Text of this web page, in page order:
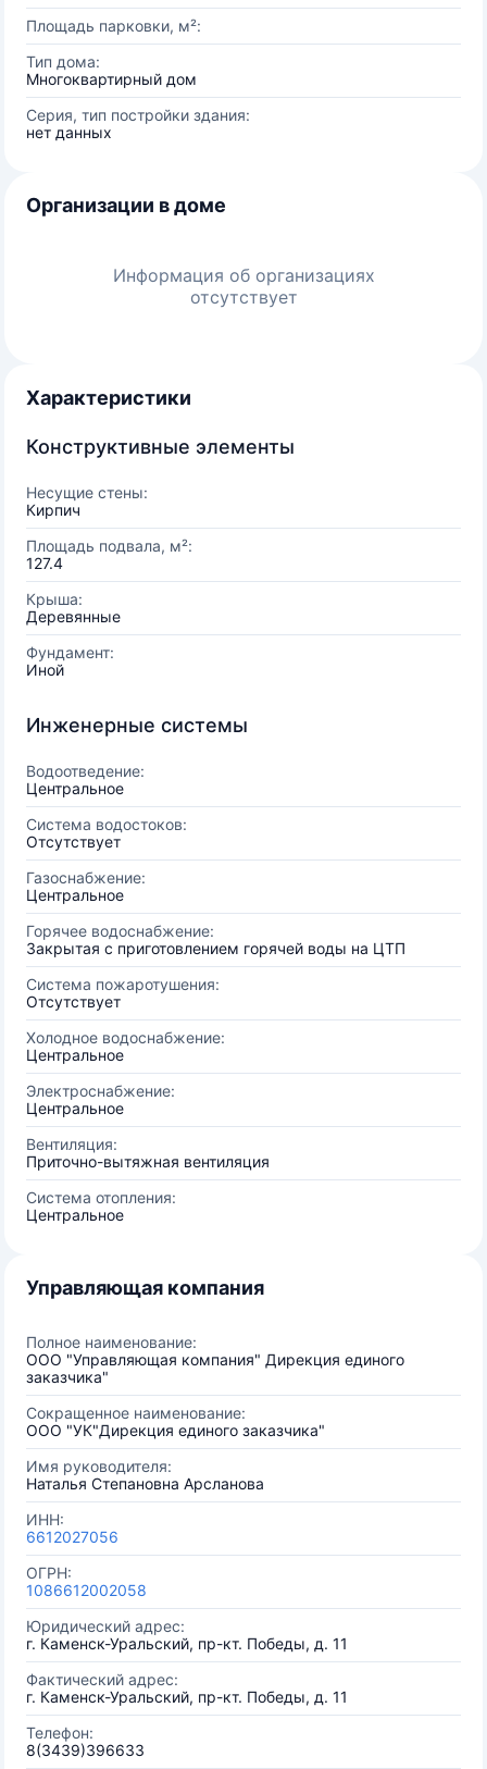
Площадь парковки, м²:
Тип дома:
Многоквартирный дом
Серия, тип постройки здания:
нет данных
Организации в доме
Информация об организациях
отсутствует
Характеристики
Конструктивные элементы
Несущие стены:
Кирпич
Площадь подвала, м²:
127.4
Крыша:
Деревянные
Фундамент:
Иной
Инженерные системы
Водоотведение:
Центральное
Система водостоков:
Отсутствует
Газоснабжение:
Центральное
Горячее водоснабжение:
Закрытая с приготовлением горячей воды на ЦТП
Система пожаротушения:
Отсутствует
Холодное водоснабжение:
Центральное
Электроснабжение:
Центральное
Вентиляция:
Приточно-вытяжная вентиляция
Система отопления:
Центральное
Управляющая компания
Полное наименование:
ООО "Управляющая компания" Дирекция единого
заказчика"
Сокращенное наименование:
ООО "УК"Дирекция единого заказчика"
Имя руководителя:
Наталья Степановна Арсланова
ИНН:
6612027056
ОГРН:
1086612002058
Юридический адрес:
г. Каменск-Уральский, пр-кт. Победы, д. 11
Фактический адрес:
г. Каменск-Уральский, пр-кт. Победы, д. 11
Телефон:
8(3439)396633